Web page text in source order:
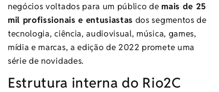
negócios voltados para um público de mais de 25
mil profissionais e entusiastas dos segmentos de
tecnologia, ciência, audiovisual, música, games,
mídia e marcas, a edição de 2022 promete uma
série de novidades.
Estrutura interna do Rio2C